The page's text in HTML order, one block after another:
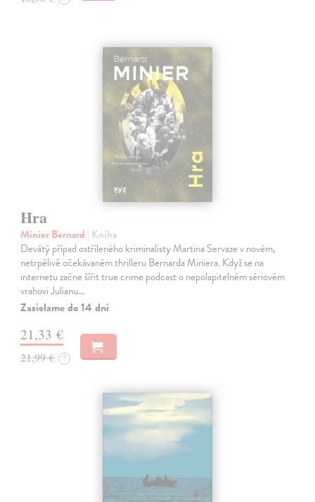
Hra
Minier Bernard | Kniha
Devátý případ ostříleného kriminalisty Martina Servaze v novém,
netrpělivě očekávaném thrilleru Bernarda Miniera. Když se na
internetu začne šířit true crime podcast o nepolapitelném sériovém
vrahovi Julianu…
Zasielame do 14 dní
21,33 €
21,99 € ?